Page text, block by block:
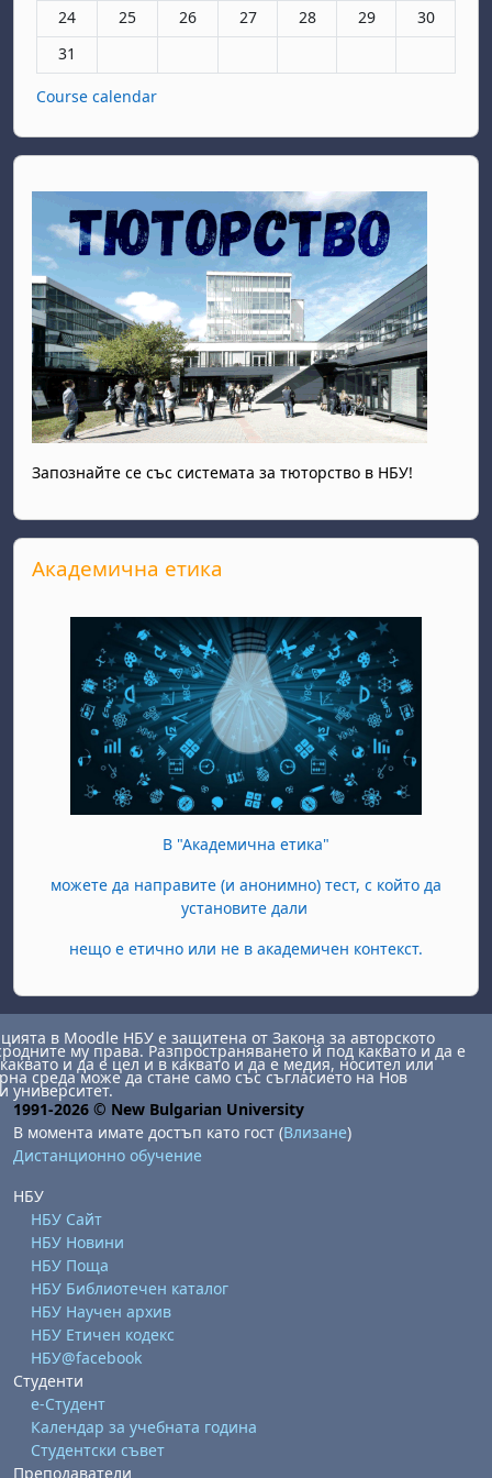
Няма събития, понеделник, 24 август
24 Няма събития, вторник, 25 август
25 Няма събития, сряда, 26 август
26 Няма събития, четвъртък, 27
27 Няма събития, петък, 28
28 Няма събития,
29 Няма
30
Няма събития, понеделник, 31 август
31
Course calendar
Запознайте се със системата за тюторство в НБУ!
Прескочи Академична етика
Академична етика
В "Академична етика"
можете да направите (и анонимно) тест, с който да
установите дали
нещо е етично или не в академичен контекст.
в Moodle НБУ е защитена от Закона за авторското
му права. Разпространяването й под каквато и да е
и да е цел и в каквато и да е медия, носител или
среда може да стане само със съгласието на Нов
университет.
1991-2026 © New Bulgarian University
В момента имате достъп като гост (Влизане)
Дистанционно обучение
НБУ
НБУ Сайт
НБУ Новини
НБУ Поща
НБУ Библиотечен каталог
НБУ Научен архив
НБУ Етичен кодекс
НБУ@facebook
Студенти
е-Студент
Календар за учебната година
Студентски съвет
Преподаватели